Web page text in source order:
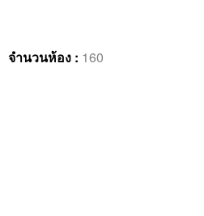
จำนวนห้อง : 160